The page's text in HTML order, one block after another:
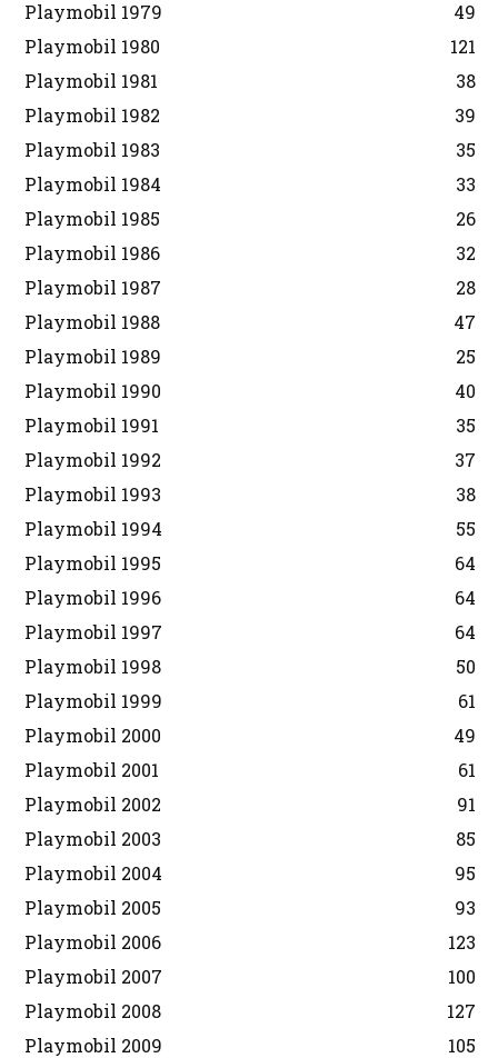
Playmobil 1979
49
Playmobil 1980
121
Playmobil 1981
38
Playmobil 1982
39
Playmobil 1983
35
Playmobil 1984
33
Playmobil 1985
26
Playmobil 1986
32
Playmobil 1987
28
Playmobil 1988
47
Playmobil 1989
25
Playmobil 1990
40
Playmobil 1991
35
Playmobil 1992
37
Playmobil 1993
38
Playmobil 1994
55
Playmobil 1995
64
Playmobil 1996
64
Playmobil 1997
64
Playmobil 1998
50
Playmobil 1999
61
Playmobil 2000
49
Playmobil 2001
61
Playmobil 2002
91
Playmobil 2003
85
Playmobil 2004
95
Playmobil 2005
93
Playmobil 2006
123
Playmobil 2007
100
Playmobil 2008
127
Playmobil 2009
105